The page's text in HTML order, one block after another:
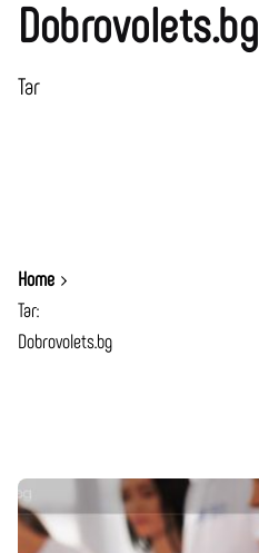
Dobrovolets.bg
Таг
Home
Таг:
Dobrovolets.bg
Публикувано от
Момчил Цонев